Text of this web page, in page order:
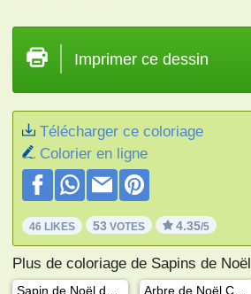
Imprimer ce dessin
Télécharger ce coloriage
Colorier en ligne
46 LIKES 53 VOTES 4.35/5
Plus de coloriage de Sapins de Noël